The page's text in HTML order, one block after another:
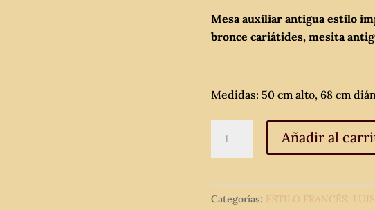
Mesa auxiliar antigua estilo
bronce cariátides, mesita
Medidas: 50 cm alto, 68 cm
auxiliar
estilo
imperio.
Añadir al
Categorías: ESTILO FRANCÉS: